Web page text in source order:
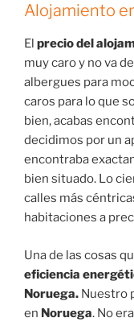
Alojamiento
El precio del
muy caro y no va
albergues para
caros para lo que
bien, acabas
decidimos por un
encontraba
bien situado. Lo
calles más
habitaciones a
Una de las cosas
eficiencia
Noruega. Nuestro
en Noruega. No